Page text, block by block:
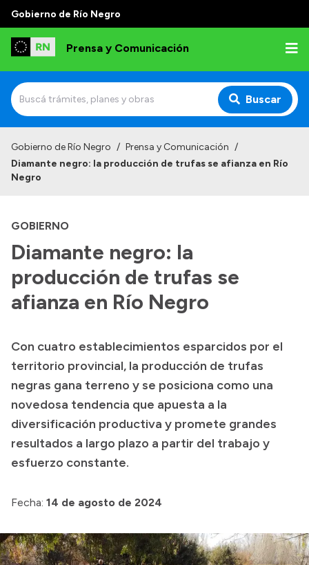
Gobierno de Río Negro
Prensa y Comunicación
Buscar
Institucional
Referentes de prensa
Archivo de noticias
Transparencia
Boletín Oficial
Compras y licitaciones
Consulta de expedientes
Consulta de pago a proveedores
Convocatorias
Intranet
Gobierno de Río Negro / Prensa y Comunicación /
Diamante negro: la producción de trufas se afianza en Río
Negro
GOBIERNO
Diamante negro: la
producción de trufas se
afianza en Río Negro
Con cuatro establecimientos esparcidos por el
territorio provincial, la producción de trufas
negras gana terreno y se posiciona como una
novedosa tendencia que apuesta a la
diversificación productiva y promete grandes
resultados a largo plazo a partir del trabajo y
esfuerzo constante.
Fecha: 14 de agosto de 2024